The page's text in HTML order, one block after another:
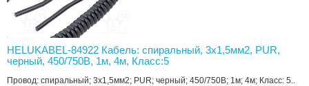
HELUKABEL-84922 Кабель: спиральный, 3x1,5мм2, PUR,
черный, 450/750В, 1м, 4м, Класс:5
Провод: спиральный; 3x1,5мм2; PUR; черный; 450/750В; 1м; 4м; Класс: 5..